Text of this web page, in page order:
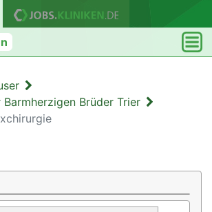
Barmherzigen Brüder Trier